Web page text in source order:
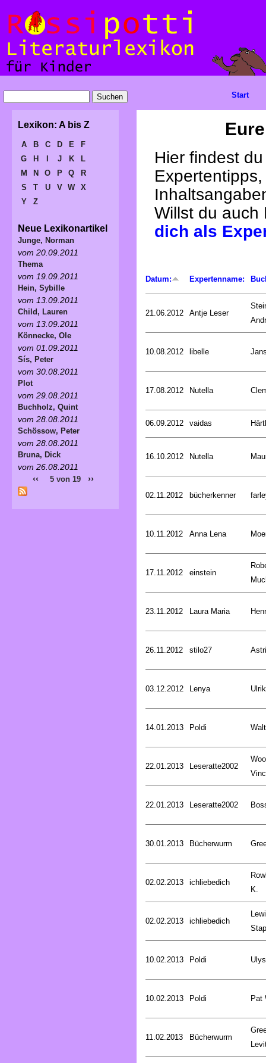
Hier findest
Willst du
dich als
Datum: Expertenname:
21.06.2012 Antje Leser
10.08.2012 libelle
17.08.2012 Nutella
06.09.2012 vaidas
16.10.2012 Nutella
02.11.2012 bücherkenner
10.11.2012 Anna Lena
17.11.2012 einstein
23.11.2012 Laura Maria
26.11.2012 stilo27
03.12.2012 Lenya
14.01.2013 Poldi
22.01.2013 Leseratte2002
22.01.2013 Leseratte2002
30.01.2013 Bücherwurm
02.02.2013 ichliebedich
K.
02.02.2013 ichliebedich
10.02.2013 Poldi
10.02.2013 Poldi Pat
11.02.2013 Bücherwurm
Start
Lexikon: A bis Z
A B C D E
F
G
H J K
L
M
N O P Q
R
S
T U V W
X
Y
Z
Neue Lexikonartikel
Junge, Norman
vom 20.09.2011
Thema
vom 19.09.2011
Hein, Sybille
vom 13.09.2011
Child, Lauren
vom 13.09.2011
Könnecke, Ole
vom 01.09.2011
Sís, Peter
vom 30.08.2011
Plot
vom 29.08.2011
Buchholz, Quint
vom 28.08.2011
Schössow, Peter
vom 28.08.2011
Bruna, Dick
vom 26.08.2011
‹‹ 5 von 19 ››